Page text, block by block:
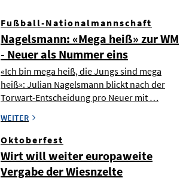
Fußball-Nationalmannschaft
Nagelsmann: «Mega heiß» zur WM
- Neuer als Nummer eins
«Ich bin mega heiß, die Jungs sind mega
heiß»: Julian Nagelsmann blickt nach der
Torwart-Entscheidung pro Neuer mit …
WEITER
Oktoberfest
Wirt will weiter europaweite
Vergabe der Wiesnzelte